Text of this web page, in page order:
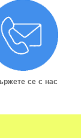
се с нас